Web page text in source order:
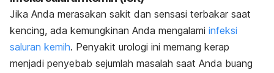
Jika Anda merasakan sakit dan sensasi terbakar saat
kencing, ada kemungkinan Anda mengalami infeksi
saluran kemih. Penyakit urologi ini memang kerap
menjadi penyebab sejumlah masalah saat Anda buang